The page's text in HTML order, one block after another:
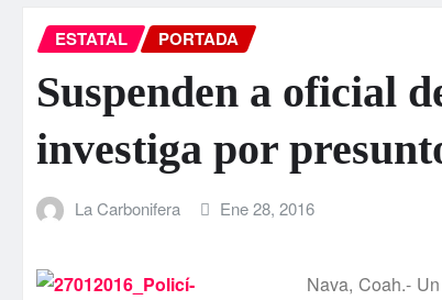
ESTATAL PORTADA
Suspenden a oficial
investiga por
La Carbonifera Ene 28, 2016
Nava, Coah.-